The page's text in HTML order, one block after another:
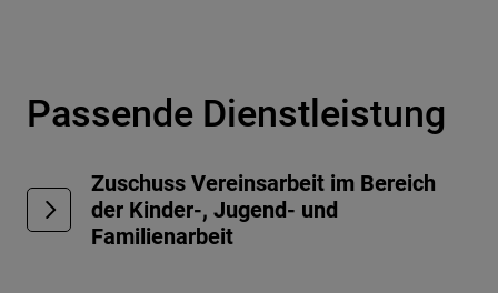
Passende Dienstleistung
Zuschuss Vereinsarbeit im Bereich
der Kinder-, Jugend- und
Familienarbeit